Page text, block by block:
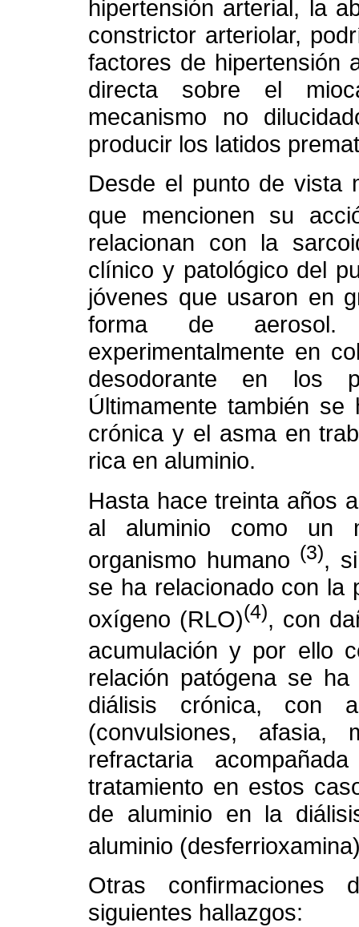
hipertensión arterial, la
constrictor arteriolar,
factores de hipertensión
directa sobre el
mecanismo no
producir los latidos
Desde el punto de vista
que mencionen su
relacionan con la
clínico y patológico del
jóvenes que usaron en
forma de aerosol.
experimentalmente en
desodorante en los
Últimamente también
crónica y el asma en
rica en aluminio.
Hasta hace treinta años
al aluminio como un
organismo humano (3),
se ha relacionado con la
oxígeno (RLO)(4), con
acumulación y por ello
relación patógena se
diálisis crónica, con
(convulsiones,
refractaria
tratamiento en estos
de aluminio en la
aluminio
Otras
siguientes hallazgos: